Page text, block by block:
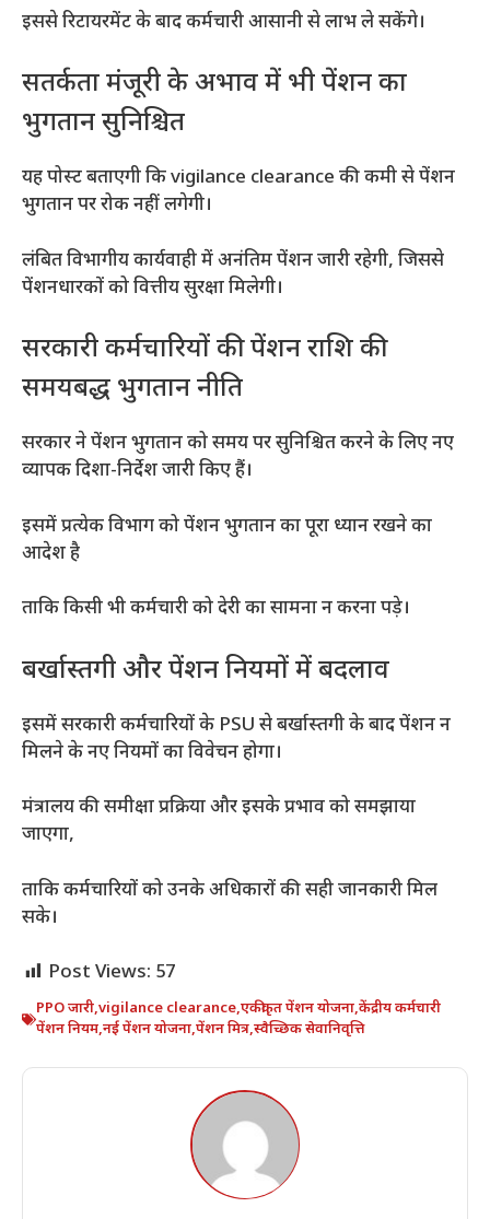
इससे रिटायरमेंट के बाद कर्मचारी आसानी से लाभ ले सकेंगे।
सतर्कता मंजूरी के अभाव में भी पेंशन का
भुगतान सुनिश्चित
यह पोस्ट बताएगी कि vigilance clearance की कमी से पेंशन
भुगतान पर रोक नहीं लगेगी।
लंबित विभागीय कार्यवाही में अनंतिम पेंशन जारी रहेगी, जिससे
पेंशनधारकों को वित्तीय सुरक्षा मिलेगी।
सरकारी कर्मचारियों की पेंशन राशि की
समयबद्ध भुगतान नीति
सरकार ने पेंशन भुगतान को समय पर सुनिश्चित करने के लिए नए
व्यापक दिशा-निर्देश जारी किए हैं।
इसमें प्रत्येक विभाग को पेंशन भुगतान का पूरा ध्यान रखने का
आदेश है
ताकि किसी भी कर्मचारी को देरी का सामना न करना पड़े।
बर्खास्तगी और पेंशन नियमों में बदलाव
इसमें सरकारी कर्मचारियों के PSU से बर्खास्तगी के बाद पेंशन न
मिलने के नए नियमों का विवेचन होगा।
मंत्रालय की समीक्षा प्रक्रिया और इसके प्रभाव को समझाया
जाएगा,
ताकि कर्मचारियों को उनके अधिकारों की सही जानकारी मिल
सके।
Post Views: 57
PPO जारी,vigilance clearance,एकीकृत पेंशन योजना,केंद्रीय कर्मचारी
पेंशन नियम,नई पेंशन योजना,पेंशन मित्र,स्वैच्छिक सेवानिवृत्ति